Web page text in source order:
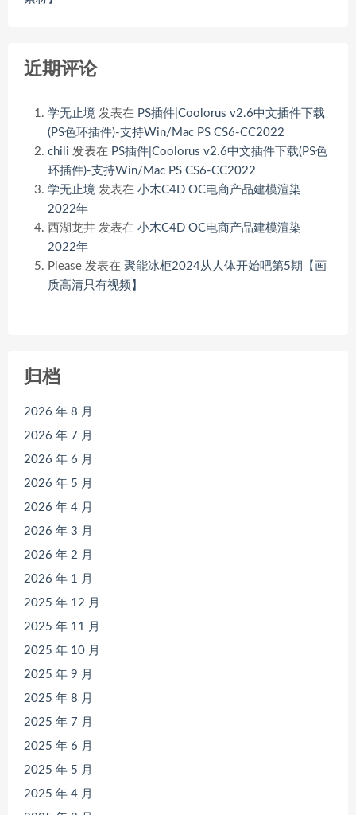
近期评论
学无止境 发表在 PS插件|Coolorus v2.6中文插件下载
(PS色环插件)-支持Win/Mac PS CS6-CC2022
chili 发表在 PS插件|Coolorus v2.6中文插件下载(PS色
环插件)-支持Win/Mac PS CS6-CC2022
学无止境 发表在 小木C4D OC电商产品建模渲染
2022年
西湖龙井 发表在 小木C4D OC电商产品建模渲染
2022年
Please 发表在 聚能冰柜2024从人体开始吧第5期【画
质高清只有视频】
归档
2026 年 8 月
2026 年 7 月
2026 年 6 月
2026 年 5 月
2026 年 4 月
2026 年 3 月
2026 年 2 月
2026 年 1 月
2025 年 12 月
2025 年 11 月
2025 年 10 月
2025 年 9 月
2025 年 8 月
2025 年 7 月
2025 年 6 月
2025 年 5 月
2025 年 4 月